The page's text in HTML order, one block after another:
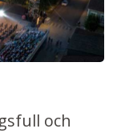
och